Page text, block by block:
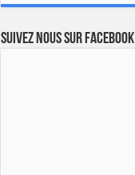
Suivez nous sur Facebook